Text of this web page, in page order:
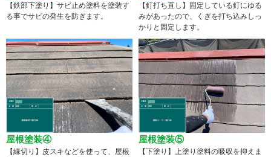
【鉄部下塗り】サビ止め塗料を塗装す
る事でサビの発生を防ぎます。
【釘打ち直し】固定している釘にゆる
みがあったので、くぎを打ち込みしっ
かりと固定します。
屋根塗装④
【縁切り】皮スキなどを使って、屋根
屋根塗装⑤
【下塗り】上塗り塗料の吸収を抑えま